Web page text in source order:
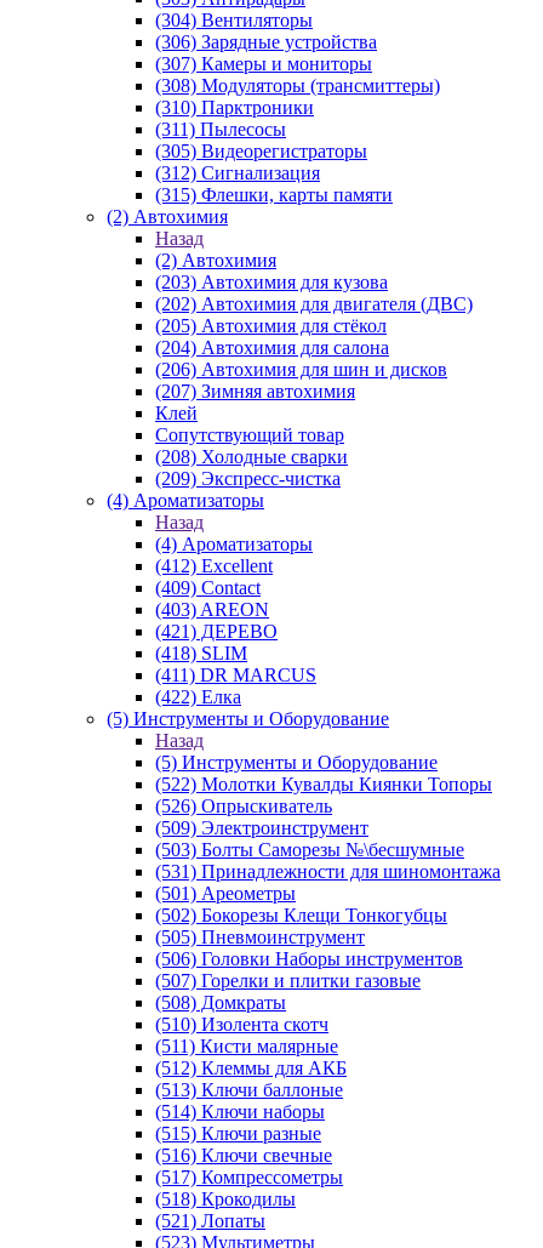
(304) Вентиляторы
(306) Зарядные устройства
(307) Камеры и мониторы
(308) Модуляторы (трансмиттеры)
(310) Парктроники
(311) Пылесосы
(305) Видеорегистраторы
(312) Сигнализация
(315) Флешки, карты памяти
(2) Автохимия
Назад
(2) Автохимия
(203) Автохимия для кузова
(202) Автохимия для двигателя (ДВС)
(205) Автохимия для стёкол
(204) Автохимия для салона
(206) Автохимия для шин и дисков
(207) Зимняя автохимия
Клей
Сопутствующий товар
(208) Холодные сварки
(209) Экспреcс-чистка
(4) Ароматизаторы
Назад
(4) Ароматизаторы
(412) Excellent
(409) Contact
(403) AREON
(421) ДЕРЕВО
(418) SLIM
(411) DR MARCUS
(422) Елка
(5) Инструменты и Оборудование
Назад
(5) Инструменты и Оборудование
(522) Молотки Кувалды Киянки Топоры
(526) Опрыскиватель
(509) Электроинструмент
(503) Болты Саморезы №\бесшумные
(531) Принадлежности для шиномонтажа
(501) Ареометры
(502) Бокорезы Клещи Тонкогубцы
(505) Пневмоинструмент
(506) Головки Наборы инструментов
(507) Горелки и плитки газовые
(508) Домкраты
(510) Изолента скотч
(511) Кисти малярные
(512) Клеммы для АКБ
(513) Ключи баллоные
(514) Ключи наборы
(515) Ключи разные
(516) Ключи свечные
(517) Компрессометры
(518) Крокодилы
(521) Лопаты
(523) Мультиметры